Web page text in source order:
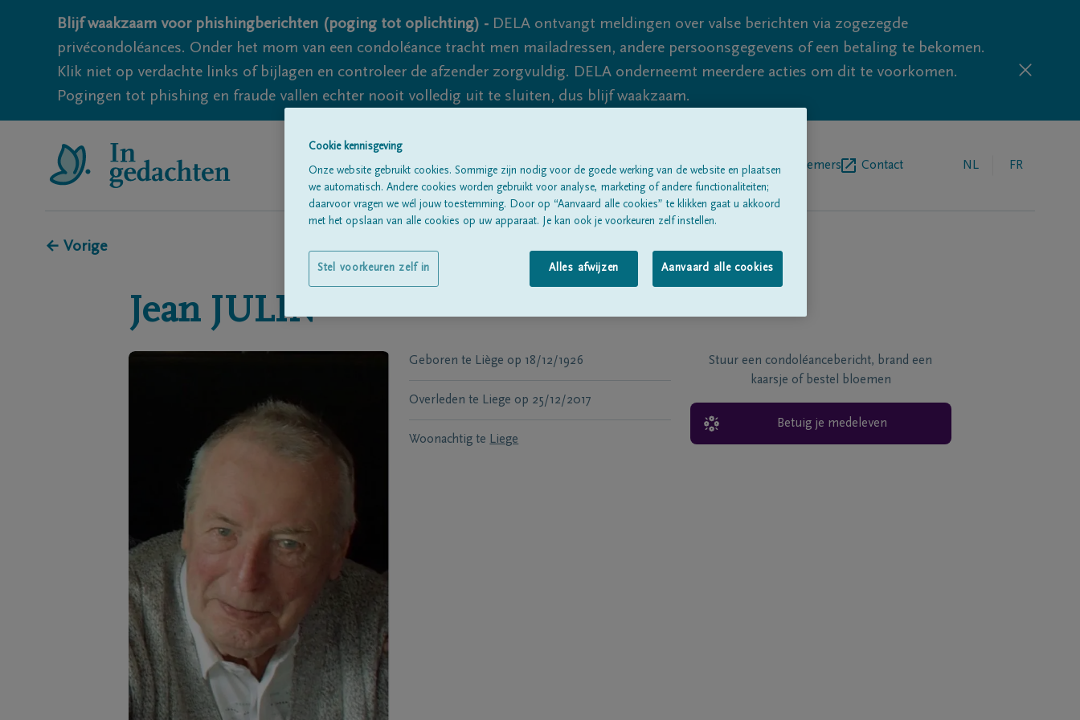
Blijf waakzaam voor phishingberichten (poging tot oplichting) - DELA ontvangt meldingen over valse berichten via zogezegde
privécondoléances. Onder het mom van een condoléance tracht men mailadressen, andere persoonsgegevens of een betaling te bekomen.
Klik niet op verdachte links of bijlagen en controleer de afzender zorgvuldig. DELA onderneemt meerdere acties om dit te voorkomen.
Pogingen tot phishing en fraude vallen echter nooit volledig uit te sluiten, dus blijf waakzaam.
Alle rouwberichtenOver onsBegrafenisondernemers Contact NL FR
← Vorige
Jean JULIN
Geboren te Liège op 18/12/1926
Overleden te Liege op 25/12/2017
Woonachtig te Liege
Stuur een condoléancebericht, brand een
kaarsje of bestel bloemen
Betuig je medeleven
Cookie kennisgeving
Onze website gebruikt cookies. Sommige zijn nodig voor de goede werking van de website en plaatsen
we automatisch. Andere cookies worden gebruikt voor analyse, marketing of andere functionaliteiten;
daarvoor vragen we wél jouw toestemming. Door op “Aanvaard alle cookies” te klikken gaat u akkoord
met het opslaan van alle cookies op uw apparaat. Je kan ook je voorkeuren zelf instellen.
Alles afwijzen Aanvaard alle cookies
Stel voorkeuren zelf in